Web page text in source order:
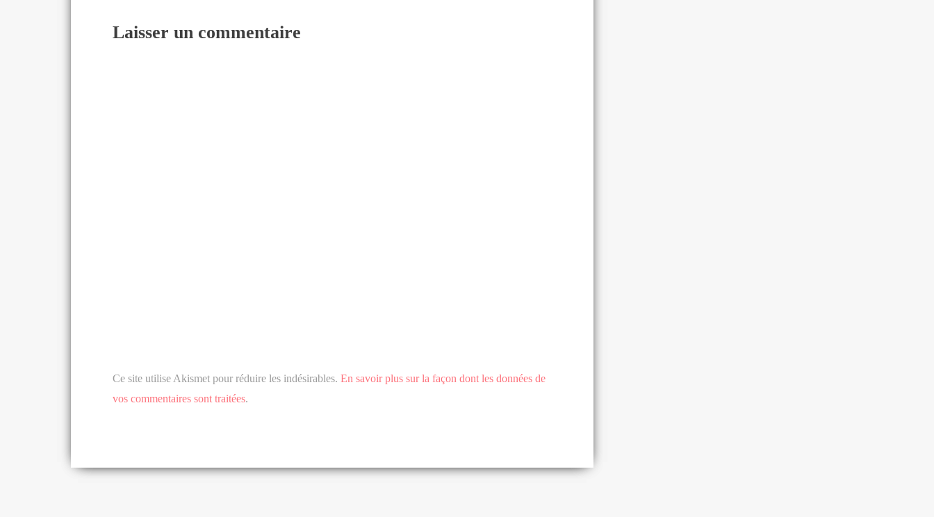
Laisser un commentaire
Ce site utilise Akismet pour réduire les indésirables. En savoir plus sur la façon dont les données de
vos commentaires sont traitées.